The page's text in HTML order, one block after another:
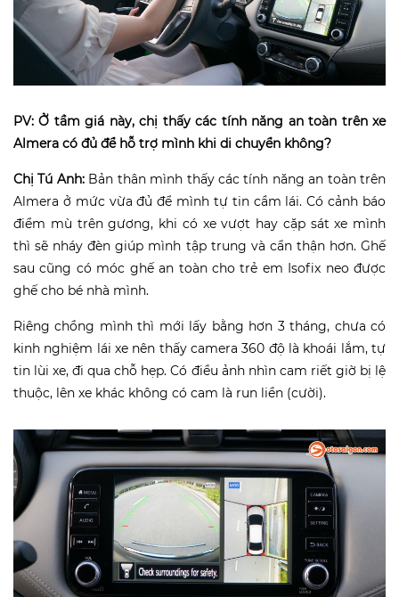
PV: Ở tầm giá này, chị thấy các tính năng an toàn trên xe
Almera có đủ để hỗ trợ mình khi di chuyển không?
Chị Tú Anh:Bản thân mình thấy các tính năng an toàn trên
Almera ở mức vừa đủ để mình tự tin cầm lái. Có cảnh báo
điểm mù trên gương, khi có xe vượt hay cặp sát xe mình
thì sẽ nháy đèn giúp mình tập trung và cẩn thận hơn. Ghế
sau cũng có móc ghế an toàn cho trẻ em Isofix neo được
ghế cho bé nhà mình.
Riêng chồng mình thì mới lấy bằng hơn 3 tháng, chưa có
kinh nghiệm lái xe nên thấy camera 360 độ là khoái lắm, tự
tin lùi xe, đi qua chỗ hẹp. Có điều ảnh nhìn cam riết giờ bị lệ
thuộc, lên xe khác không có cam là run liền (cười).